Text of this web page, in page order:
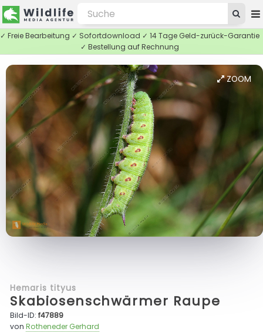
✓ Freie Bearbeitung ✓ Sofortdownload ✓ 14 Tage Geld-zurück-Garantie
✓ Bestellung auf Rechnung
ZOOM
Hemaris tityus
Skabiosenschwärmer Raupe
Bild-ID:f47889
vonRotheneder Gerhard